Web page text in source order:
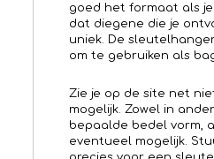
goed het formaat als
dat diegene die je
uniek. De
om te gebruiken als
Zie je op de site net
mogelijk. Zowel in
bepaalde bedel vorm,
eventueel mogelijk.